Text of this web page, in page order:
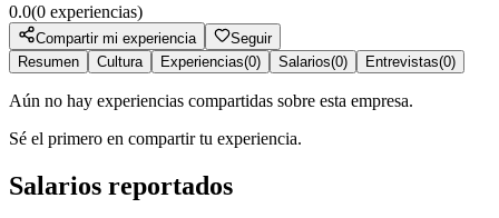
0.0(0 experiencias)
Compartir mi experiencia
Seguir
Resumen
Cultura Experiencias(0) Salarios(0) Entrevistas(0)
Aún no hay experiencias compartidas sobre esta empresa.
Sé el primero en compartir tu experiencia.
Salarios reportados